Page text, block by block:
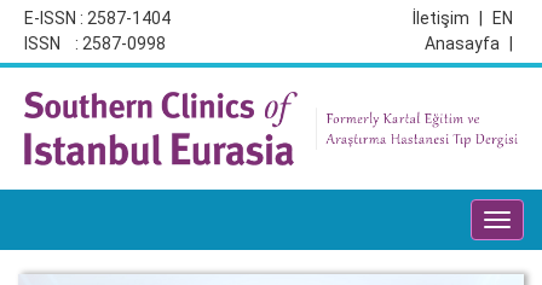
E-ISSN : 2587-1404
ISSN : 2587-0998
EN
İletişim
Anasayfa